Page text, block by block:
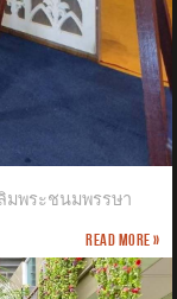
มพระชนมพรรษา
Read more »